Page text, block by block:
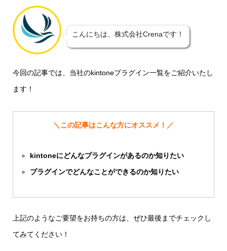
こんにちは、株式会社Crenaです！
今回の記事では、当社のkintoneプラグイン一覧をご紹介いたし
ます！
＼この記事はこんな方にオススメ！／
kintoneにどんなプラグインがあるのか知りたい
プラグインでどんなことができるのか知りたい
上記のようなご要望をお持ちの方は、ぜひ最後までチェックし
てみてください！